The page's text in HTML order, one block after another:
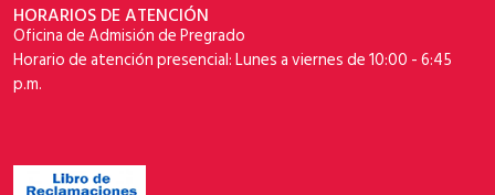
HORARIOS DE ATENCIÓN
Oficina de Admisión de Pregrado
Horario de atención presencial: Lunes a viernes de 10:00 - 6:45
p.m.